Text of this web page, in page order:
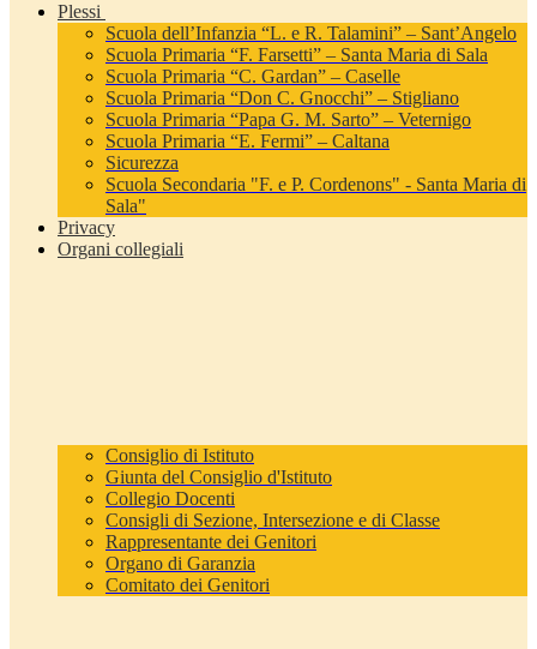
Plessi
Scuola dell’Infanzia “L. e R. Talamini” – Sant’Angelo
Scuola Primaria “F. Farsetti” – Santa Maria di Sala
Scuola Primaria “C. Gardan” – Caselle
Scuola Primaria “Don C. Gnocchi” – Stigliano
Scuola Primaria “Papa G. M. Sarto” – Veternigo
Scuola Primaria “E. Fermi” – Caltana
Sicurezza
Scuola Secondaria "F. e P. Cordenons" - Santa Maria di
Sala"
Privacy
Organi collegiali
Consiglio di Istituto
Giunta del Consiglio d'Istituto
Collegio Docenti
Consigli di Sezione, Intersezione e di Classe
Rappresentante dei Genitori
Organo di Garanzia
Comitato dei Genitori